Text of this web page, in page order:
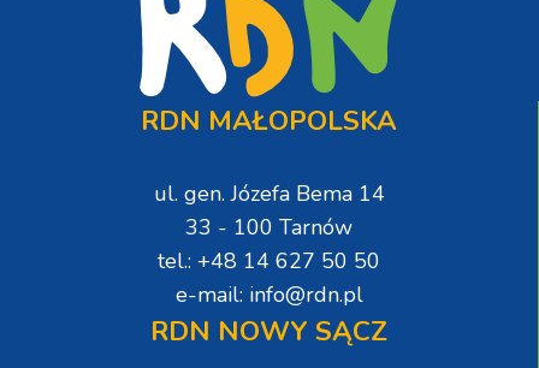
RDN MAŁOPOLSKA
ul. gen. Józefa Bema 14
33 - 100 Tarnów
tel.: +48 14 627 50 50
e-mail: info@rdn.pl
RDN NOWY SĄCZ